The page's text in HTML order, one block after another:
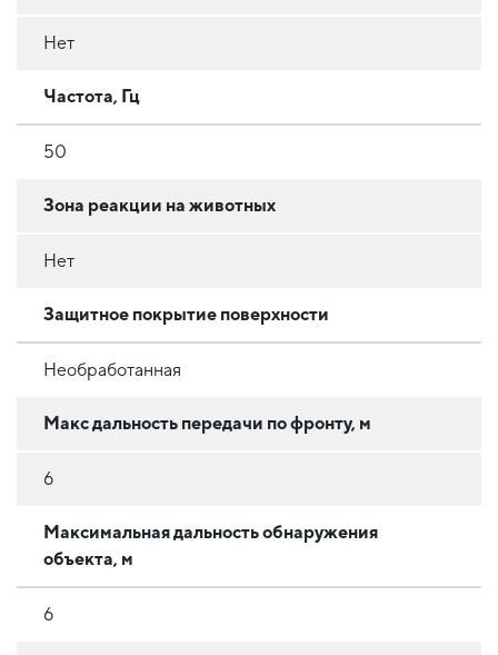
Нет
Частота, Гц
50
Зона реакции на животных
Нет
Защитное покрытие поверхности
Необработанная
Макс дальность передачи по фронту, м
6
Максимальная дальность обнаружения
объекта, м
6